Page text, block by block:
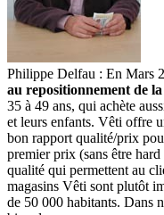
Philippe Delfau : En Mars
au repositionnement de
35 à 49 ans, qui achète
et leurs enfants. Vêti offre
bon rapport qualité/prix
premier prix (sans être
qualité qui permettent au
magasins Vêti sont plutôt
de 50 000 habitants. Dans